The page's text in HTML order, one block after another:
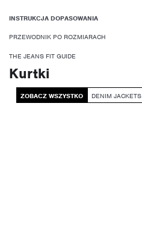
INSTRUKCJA DOPASOWANIA
PRZEWODNIK PO ROZMIARACH
THE JEANS FIT GUIDE
Kurtki
ZOBACZ WSZYSTKO DENIM JACKETS